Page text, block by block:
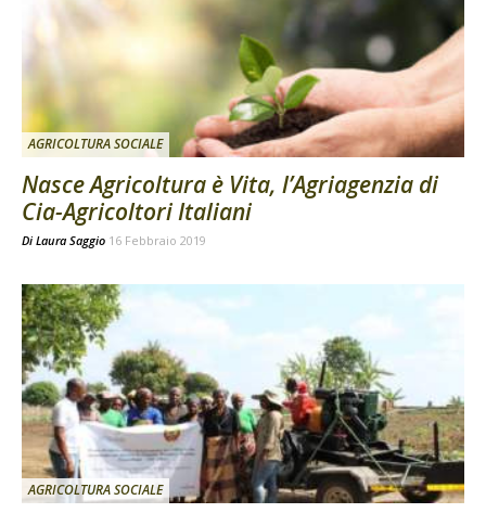
AGRICOLTURA SOCIALE
Nasce Agricoltura è Vita, l’Agriagenzia di
Cia-Agricoltori Italiani
Di Laura Saggio 16 Febbraio 2019
AGRICOLTURA SOCIALE